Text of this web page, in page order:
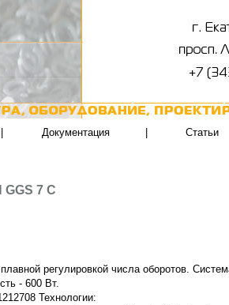
Документация Статьи
7 C
регулировкой числа оборотов.
- 600 Вт.
Технологии: